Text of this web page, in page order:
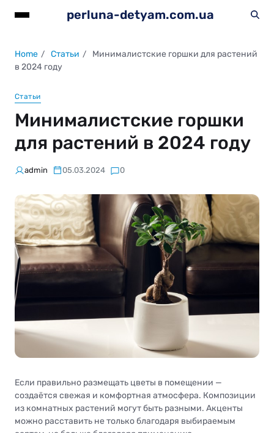
perluna-detyam.com.ua
Home Статьи
Минималистские горшки для растений
в 2024 году
Статьи
Минималистские горшки
для растений в 2024 году
admin 05.03.2024 0
Если правильно размещать цветы в помещении —
создаётся свежая и комфортная атмосфера. Композиции
из комнатных растений могут быть разными. Акценты
можно расставить не только благодаря выбираемым